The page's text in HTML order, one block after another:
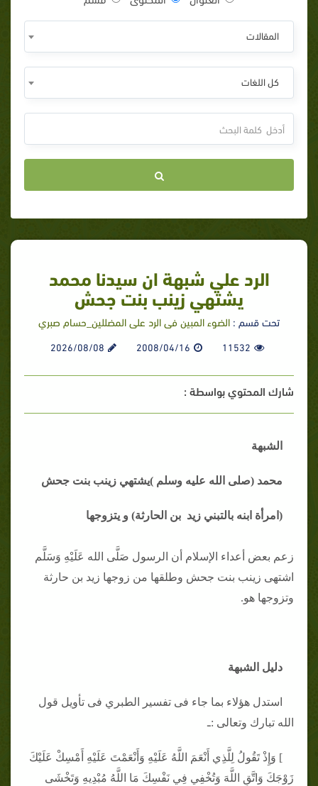
المقالات
كل اللغات
الرد علي شبهة ان سيدنا محمد
يشتهي زينب بنت جحش
تحت قسم : الضوء المبين فى الرد على المضللين_حسام صبري
11532
2008/04/16
2026/08/08
شارك المحتوي بواسطة :
الشبهة
محمد (صلى الله عليه وسلم )يشتهي زينب بنت جحش
(امرأة ابنه بالتبني زيد بن الحارثة) و يتزوجها
زعم بعض أعداء الإسلام أن الرسول صَلَّى الله عَلَيْهِ وَسَلَّم
اشتهى زينب بنت جحش وطلقها من زوجها زيد بن حارثة
وتزوجها هو.
دليل الشبهة
استدل هؤلاء بما جاء فى تفسير الطبري فى تأويل قول
الله تبارك وتعالى :ـ
] وَإِذْ تَقُولُ لِلَّذِي أَنْعَمَ اللَّهُ عَلَيْهِ وَأَنْعَمْتَ عَلَيْهِ أَمْسِكْ عَلَيْكَ
زَوْجَكَ وَاتَّقِ اللَّهَ وَتُخْفِي فِي نَفْسِكَ مَا اللَّهُ مُبْدِيهِ وَتَخْشَى